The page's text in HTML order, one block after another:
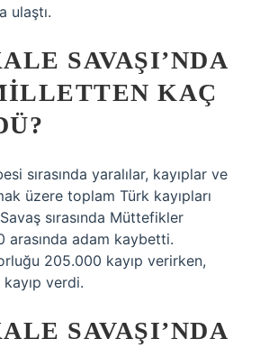
ulaştı.
SAVAŞI’NDA
KAÇ
sırasında yaralılar, kayıplar ve
üzere toplam Türk kayıpları
sırasında Müttefikler
arasında adam kaybetti.
205.000 kayıp verirken,
kayıp verdi.
SAVAŞI’NDA